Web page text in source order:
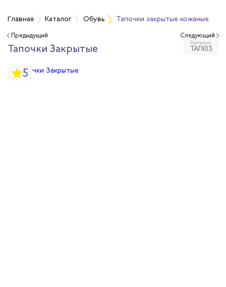
Главная Каталог Обувь Тапочки закрытые кожаные
Предыдущий
Тапочки Закрытые Артикул:
ТАП103
5
Следующий